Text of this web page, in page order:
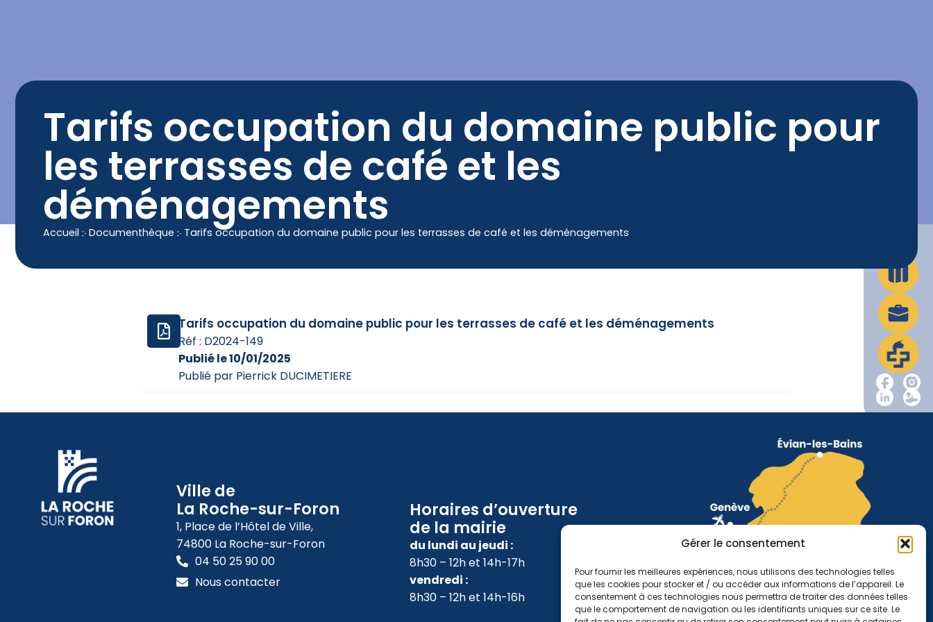
Gérer le consentement
Pour fournir les meilleures expériences, nous utilisons des technologies telles
que les cookies pour stocker et / ou accéder aux informations de l’appareil. Le
consentement à ces technologies nous permettra de traiter des données telles
que le comportement de navigation ou les identifiants uniques sur ce site. Le
Tarifs occupation du domaine public pour
les terrasses de café et les
déménagements
Accueil ჻ Documenthèque ჻ Tarifs occupation du domaine public pour les terrasses de café et les déménagements
Tarifs occupation du domaine public pour les terrasses de café et les déménagements
Réf : D2024-149
Publié le 10/01/2025
Publié par Pierrick DUCIMETIERE
Ville de
La Roche-sur-Foron
1, Place de l’Hôtel de Ville,
74800 La Roche-sur-Foron
04 50 25 90 00
Nous contacter
Horaires d’ouverture
de la mairie
du lundi au jeudi :
8h30 – 12h et 14h-17h
vendredi :
8h30 – 12h et 14h-16h